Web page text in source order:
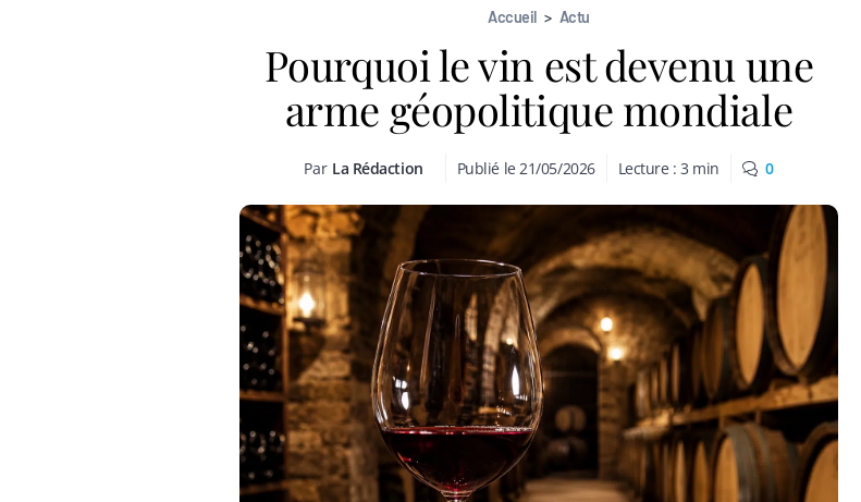
Accueil > Actu
Pourquoi le vin est devenu une
arme géopolitique mondiale
Par La Rédaction Publié le21/05/2026 Lecture :3 min 0